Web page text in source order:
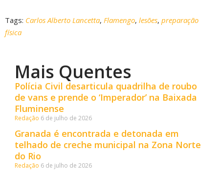
Tags: Carlos Alberto Lancetta, Flamengo, lesões, preparação
física
Mais Quentes
Polícia Civil desarticula quadrilha de roubo
de vans e prende o ‘Imperador’ na Baixada
Fluminense
Redação 6 de julho de 2026
Granada é encontrada e detonada em
telhado de creche municipal na Zona Norte
do Rio
Redação 6 de julho de 2026